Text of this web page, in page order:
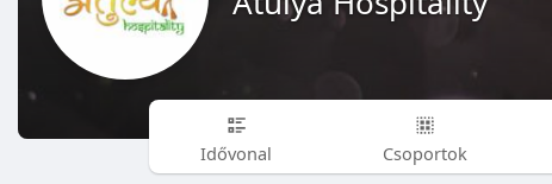
Idővonal Csoportok